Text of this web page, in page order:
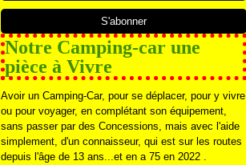
Notre Camping-car une
pièce à Vivre
Avoir un Camping-Car, pour se déplacer, pour y vivre
ou pour voyager, en complétant son équipement,
sans passer par des Concessions, mais avec l'aide
simplement, d'un connaisseur, qui est sur les routes
depuis l'âge de 13 ans...et en a 75 en 2022 .